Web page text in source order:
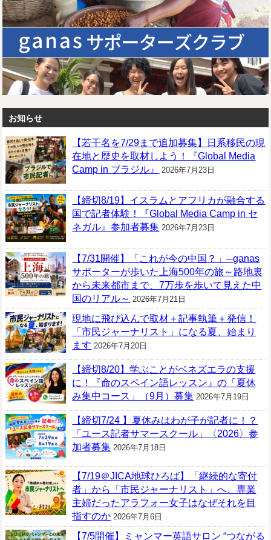
お知らせ
【若干名を7/29まで追加募集】日系移民の現
在地と歴史を取材しよう！『Global Media
Camp in ブラジル』
2026年7月23日
【締切8/19】イスラムとアフリカが融合する
国で記者体験！『Global Media Camp in セ
ネガル』参加者募集 2026年7月23日
【7/31開催】「これが今の中国？」─ganas
サポーターが歩いた上海500年の旅～路地裏
から未来都市まで、7万歩を歩いて見えた中
国のリアル～ 2026年7月21日
現地に飛び込んで取材＋記事執筆＋発信！
「市民ジャーナリスト」になる夏、始まり
ます 2026年7月20日
【締切8/20】学ぶことがベネズエラの支援
に！『命のスペイン語レッスン』の「夏休
み集中コース」（9月）募集 2026年7月19日
【締切7/24 】夏休みはわが子が記者に！？
「ユース記者サマースクール」〈2026〉参
加者募集 2026年7月18日
【7/19＠JICA地球ひろば】「継続的な寄付
者」から「市民ジャーナリスト」へ、専業
主婦だったアラフォー女子はなぜそれを目
指すのか 2026年7月6日
【7/5開催】ミャンマー英語サロン “つながる